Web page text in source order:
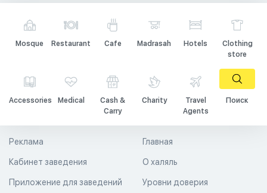
Mosque Restaurant Cafe Madrasah Hotels
Clothing
store
Accessories Medical
Cash &
Carry
Charity
Travel
Agents
Поиск
Главная
О халяль
Уровни доверия
Реклама
Кабинет заведения
Приложение для заведений